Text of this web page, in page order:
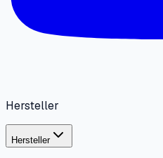
Hersteller
Hersteller